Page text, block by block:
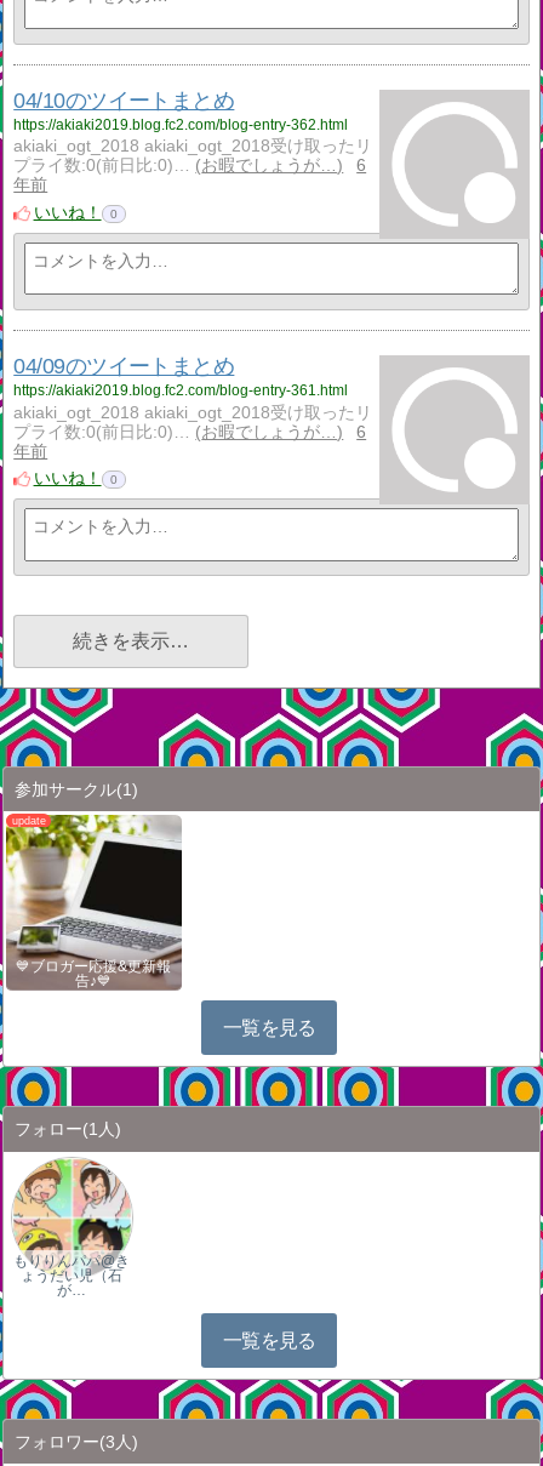
04/10のツイートまとめ
https://akiaki2019.blog.fc2.com/blog-entry-362.html
akiaki_ogt_2018 akiaki_ogt_2018受け取ったリ
プライ数:0(前日比:0)…
お暇でしょうが…
6
年前
いいね！
0
04/09のツイートまとめ
https://akiaki2019.blog.fc2.com/blog-entry-361.html
akiaki_ogt_2018 akiaki_ogt_2018受け取ったリ
プライ数:0(前日比:0)…
お暇でしょうが…
6
年前
いいね！
0
続きを表示…
参加サークル(1)
💙ブロガー応援&更新報
告♪💙
一覧を見る
フォロー(1人)
もりりんパパ@き
ょうだい児（石
が…
一覧を見る
フォロワー(3人)